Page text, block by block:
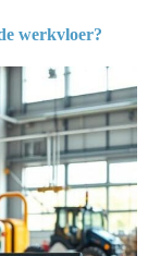
werkvloer?